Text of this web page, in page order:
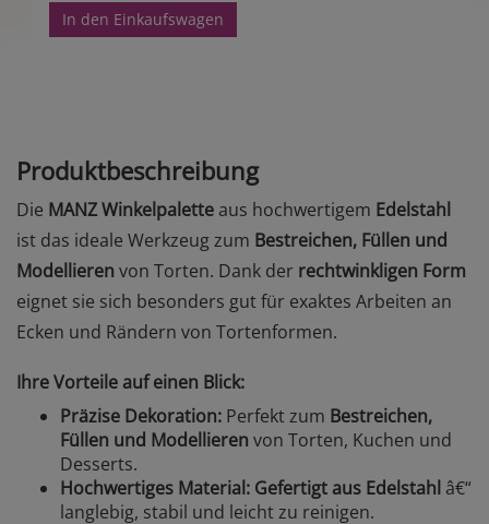
In den Einkaufswagen
Produktbeschreibung
Die MANZ Winkelpaletteaus hochwertigem Edelstahl
ist das ideale Werkzeug zum Bestreichen, Füllen und
Modellieren von Torten. Dank der rechtwinkligen Form
eignet sie sich besonders gut für exaktes Arbeiten an
Ecken und Rändern von Tortenformen.
Ihre Vorteile auf einen Blick:
Präzise Dekoration: Perfekt zum Bestreichen,
Füllen und Modellieren von Torten, Kuchen und
Desserts.
Hochwertiges Material: Gefertigt aus Edelstahl â€“
langlebig, stabil und leicht zu reinigen.